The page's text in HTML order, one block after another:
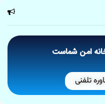
امن شماست
تلفنی